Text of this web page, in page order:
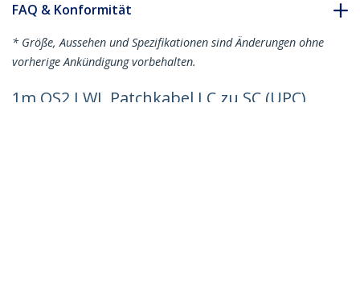
FAQ & Konformität
* Größe, Aussehen und Spezifikationen sind Änderungen ohne
vorherige Ankündigung vorbehalten.
1m OS2 LWL Patchkabel LC zu SC (UPC)